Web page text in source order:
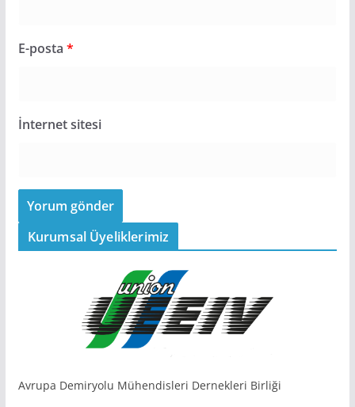
E-posta *
İnternet sitesi
Kurumsal Üyeliklerimiz
Avrupa Demiryolu Mühendisleri Dernekleri Birliği